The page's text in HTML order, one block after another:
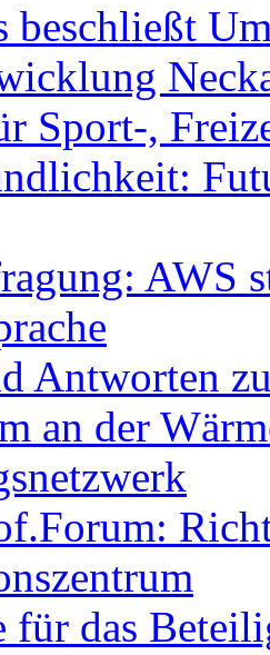
beschließt
Sport-,
AWS
Antworten
an der
für das